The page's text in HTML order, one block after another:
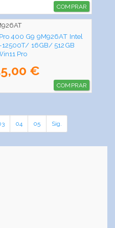
COMPRAR
400 G9 9M926AT Intel
12500T/ 16GB/ 512GB
Pro
€
COMPRAR
04 05 Sig.